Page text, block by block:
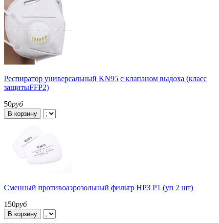
Респиратор универсальный KN95 с клапаном выдоха (класс
защитыFFP2)
50руб
В корзину
Сменный противоаэрозольный фильтр НРЗ Р1 (уп 2 шт)
150руб
В корзину